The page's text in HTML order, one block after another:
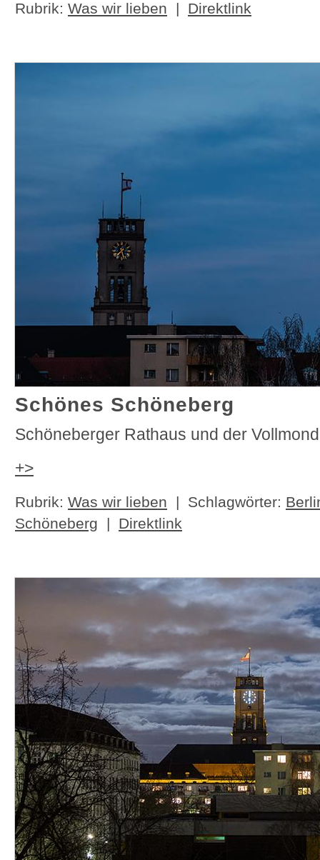
Rubrik: Was wir lieben | Direktlink
Schönes Schöneberg
Schöneberger Rathaus und der
+>
Rubrik: Was wir lieben | Schlagwörter:
Schöneberg | Direktlink